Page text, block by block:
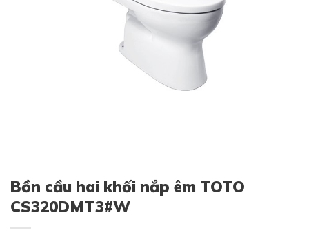
Bồn cầu hai khối nắp êm TOTO
CS320DMT3#W